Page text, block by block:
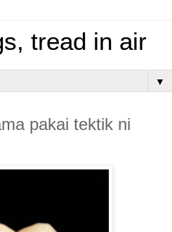
tread in air
▼
pakai tektik ni